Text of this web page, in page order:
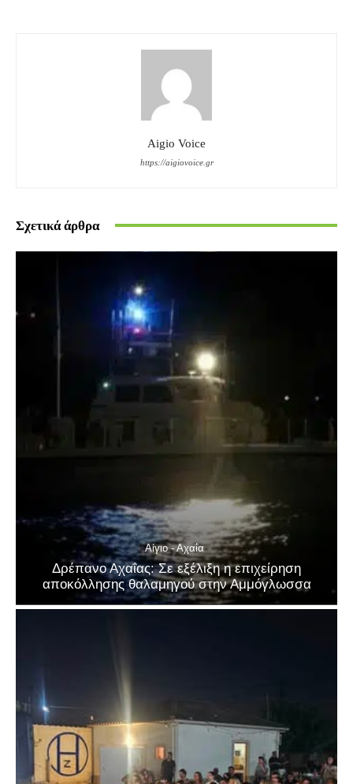
Aigio Voice
https://aigiovoice.gr
Σχετικά άρθρα
Αίγιο - Αχαΐα
Δρέπανο Αχαΐας: Σε εξέλιξη η επιχείρηση
αποκόλλησης θαλαμηγού στην Αμμόγλωσσα